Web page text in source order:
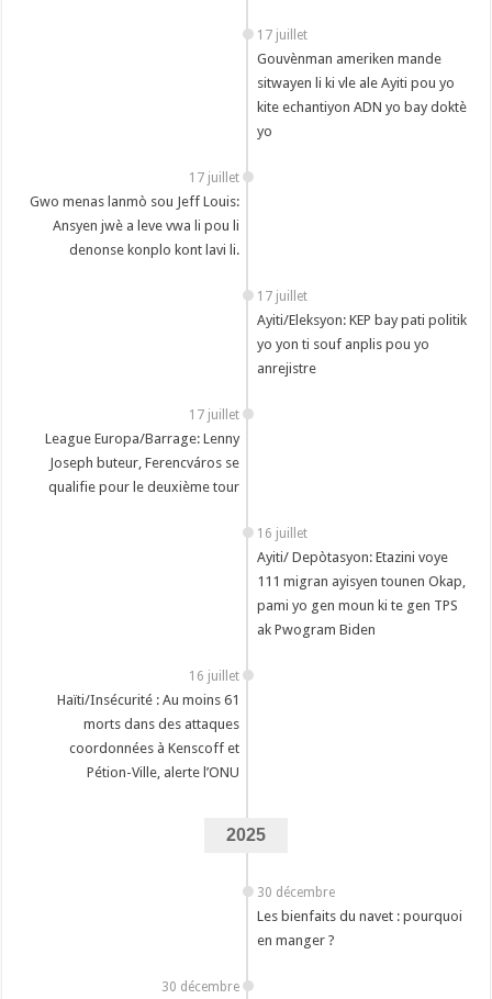
17 juillet
Gouvènman ameriken mande
sitwayen li ki vle ale Ayiti pou yo
kite echantiyon ADN yo bay doktè
yo
17 juillet
Gwo menas lanmò sou Jeff Louis:
Ansyen jwè a leve vwa li pou li
denonse konplo kont lavi li.
17 juillet
Ayiti/Eleksyon: KEP bay pati politik
yo yon ti souf anplis pou yo
anrejistre
17 juillet
League Europa/Barrage: Lenny
Joseph buteur, Ferencváros se
qualifie pour le deuxième tour
16 juillet
Ayiti/ Depòtasyon: Etazini voye
111 migran ayisyen tounen Okap,
pami yo gen moun ki te gen TPS
ak Pwogram Biden
16 juillet
Haïti/Insécurité : Au moins 61
morts dans des attaques
coordonnées à Kenscoff et
Pétion-Ville, alerte l’ONU
2025
30 décembre
Les bienfaits du navet : pourquoi
en manger ?
30 décembre